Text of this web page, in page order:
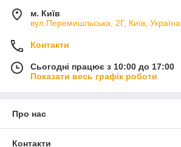
м. Київ
вул.Перемишльська, 2Г, Київ, Україна
Контакти
Сьогодні працює з 10:00 до 17:00
Показати весь графік роботи
Про нас
Контакти